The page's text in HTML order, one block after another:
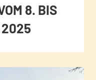
8. BIS
2025